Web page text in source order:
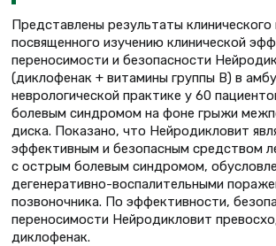
Представлены результаты клинического
посвященного изучению клинической
переносимости и безопасности
(диклофенак + витамины группы В) в
неврологической практике у 60
болевым синдромом на фоне грыжи
диска. Показано, что Нейродикловит
эффективным и безопасным средством
с острым болевым синдромом,
дегенеративно-воспалительными
позвоночника. По эффективности,
переносимости Нейродикловит
диклофенак.